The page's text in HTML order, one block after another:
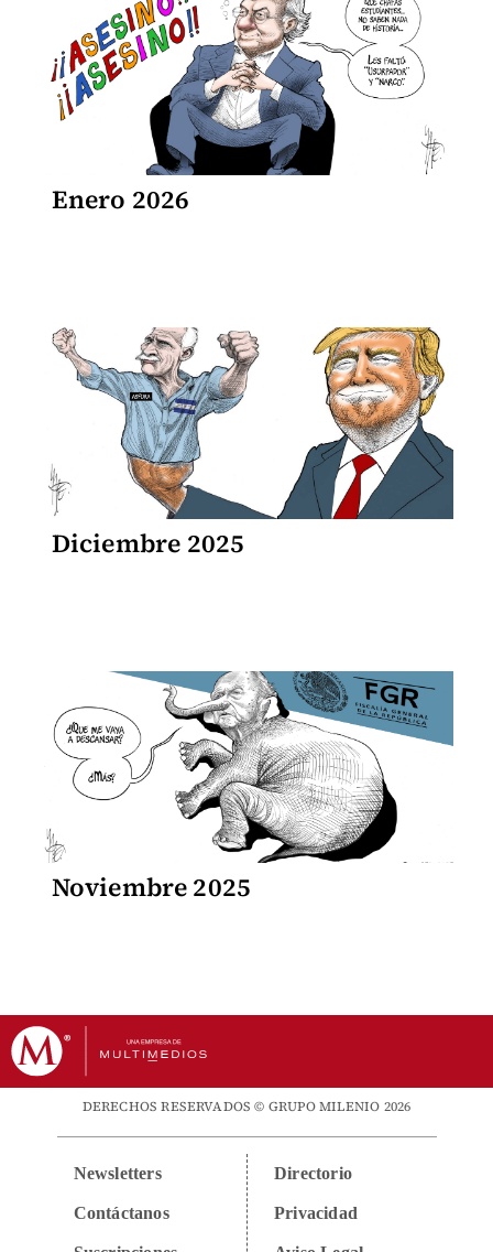
Enero 2026
Diciembre 2025
Noviembre 2025
DERECHOS RESERVADOS © GRUPO MILENIO 2026
Newsletters
Contáctanos
Directorio
Privacidad